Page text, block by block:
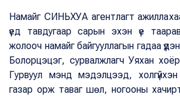
Намайг СИНЬХУА агентлагт
үед тавдугаар сарын эхэн үе
жолооч намайг байгууллагын гадаа
Болорцэцэг, сурвалжлагч Уяхан
Гурвуул мэнд мэдэлцээд,
газар орж таваг шөл, ногооны